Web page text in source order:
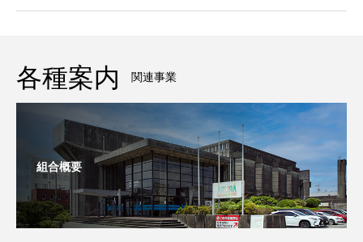
各種案内 関連事業
組合概要